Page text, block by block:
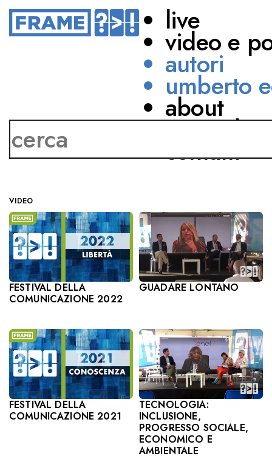
live
video e
autori
umberto
about
network
contatti
Cecilia Ferranti
VIDEO
FESTIVAL DELLA
COMUNICAZIONE 2022
GUADARE LONTANO
FESTIVAL DELLA
COMUNICAZIONE 2021
TECNOLOGIA:
INCLUSIONE,
PROGRESSO SOCIALE,
ECONOMICO E
AMBIENTALE